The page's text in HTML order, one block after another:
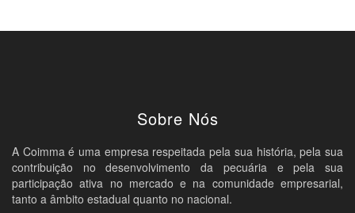
Sobre Nós
A Coimma é uma empresa respeitada pela sua história, pela sua
contribuição no desenvolvimento da pecuária e pela sua
participação ativa no mercado e na comunidade empresarial,
tanto a âmbito estadual quanto no nacional.